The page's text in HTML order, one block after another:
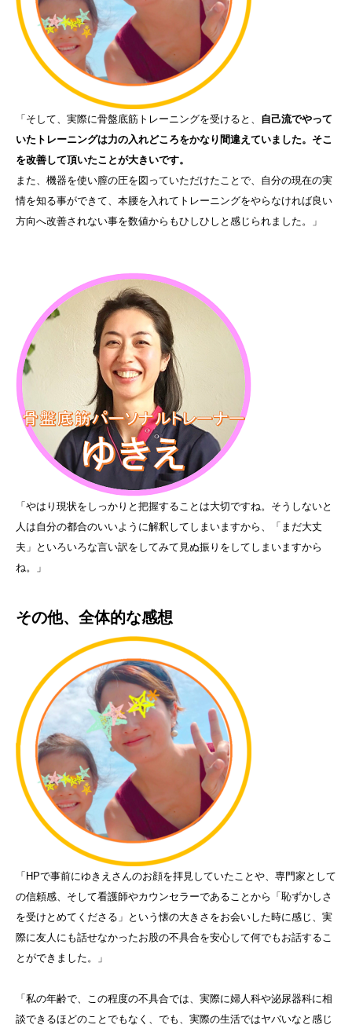
「そして、実際に骨盤底筋トレーニングを受けると、 自己流でやって
いたトレーニングは力の入れどころをかなり間違えていました。そこ
を改善して頂いたことが大きいです。
また、機器を使い膣の圧を図っていただけたことで、自分の現在の実
情を知る事ができて、本腰を入れてトレーニングをやらなければ良い
方向へ改善されない事を数値からもひしひしと感じられました。」
「やはり現状をしっかりと把握することは大切ですね。そうしないと
人は自分の都合のいいように解釈してしまいますから、「まだ大丈
夫」といろいろな言い訳をしてみて見ぬ振りをしてしまいますから
ね。」
その他、全体的な感想
「HPで事前にゆきえさんのお顔を拝見していたことや、専門家として
の信頼感、そして看護師やカウンセラーであることから「恥ずかしさ
を受けとめてくださる」という懐の大きさをお会いした時に感じ、実
際に友人にも話せなかったお股の不具合を安心して何でもお話するこ
とができました。」
「私の年齢で、この程度の不具合では、実際に婦人科や泌尿器科に相
談できるほどのことでもなく、でも、実際の生活ではヤバいなと感じ